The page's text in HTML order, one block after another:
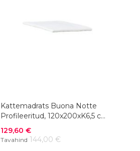
Kattemadrats Buona Notte
Profileeritud, 120x200xK6,5 cm,
Soodushind
129,60 €
Tavahind 144,00 €